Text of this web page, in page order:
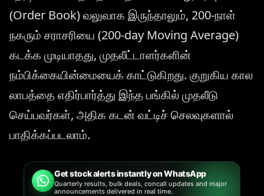
(Order Book) வலுவாக இருந்தாலும், 200-நாள்
நகரும் சராசரியை (200-day Moving Average)
கடக்க முடியாதது, முதலீட்டாளர்களின்
நம்பிக்கையின்மையைக் காட்டுகிறது. குறுகிய கால
லாபத்தை எதிர்பார்த்து இந்த பங்கில் முதலீடு
செய்பவர்கள், அதிக கடன் வட்டிச் செலவுகளால்
பாதிக்கப்படலாம்.
Get stock alerts instantly on WhatsApp
Quarterly results, bulk deals, concall updates and major
announcements delivered in real time.